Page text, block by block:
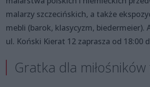
malarzy szczecińskich, a także
mebli (barok, klasycyzm, biedermeier).
ul. Koński Kierat 12 zaprasza od 18:00
Gratka dla